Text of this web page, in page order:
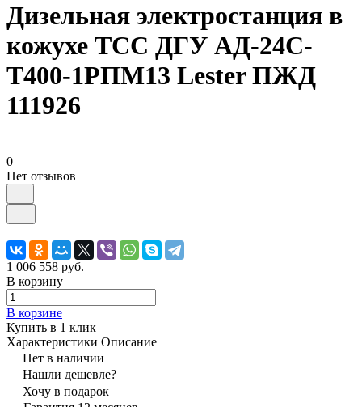
Дизельная электростанция в
кожухе ТСС ДГУ АД-24С-
Т400-1РПМ13 Lester ПЖД
111926
0
Нет отзывов
1 006 558 руб.
В корзину
В корзине
Купить в 1 клик
Характеристики Описание
Нет в наличии
Нашли дешевле?
Хочу в подарок